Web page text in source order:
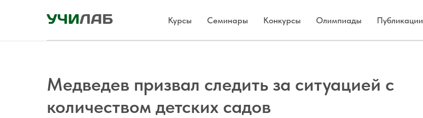
Курсы Семинары Конкурсы Олимпиады Публикации
Медведев призвал следить за ситуацией с
количеством детских садов